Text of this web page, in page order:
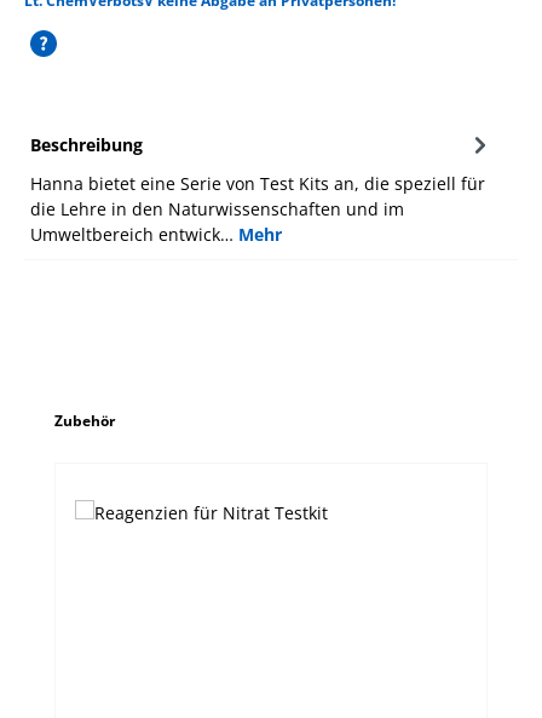
Beschreibung
Hanna bietet eine Serie von Test Kits an, die speziell für
die Lehre in den Naturwissenschaften und im
Umweltbereich entwick… Mehr
Produktgalerie überspringen
Zubehör